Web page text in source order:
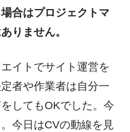
合はプロジェクトマ
りません。
イトでサイト運営を
者や作業者は自分一
してもOKでした。今
今日はCVの動線を見